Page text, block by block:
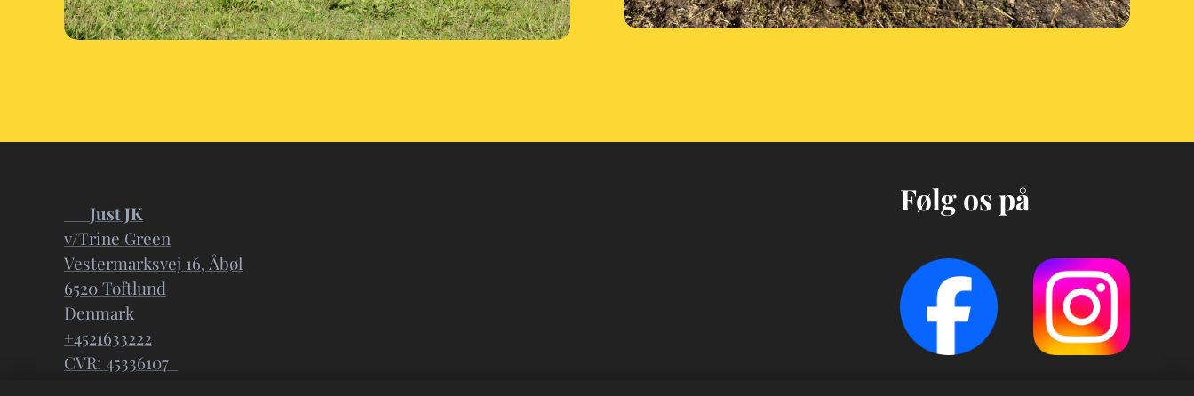
Just JK
v/Trine Green
Vestermarksvej 16, Åbøl
6520 Toftlund
Denmark
+4521633222
CVR: 45336107
Følg os på